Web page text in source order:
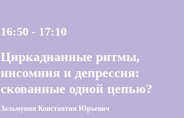
16:50 - 17:10
Циркадианные ритмы,
инсомния и депрессия:
скованные одной цепью?
Зальмунин Константин Юрьевич